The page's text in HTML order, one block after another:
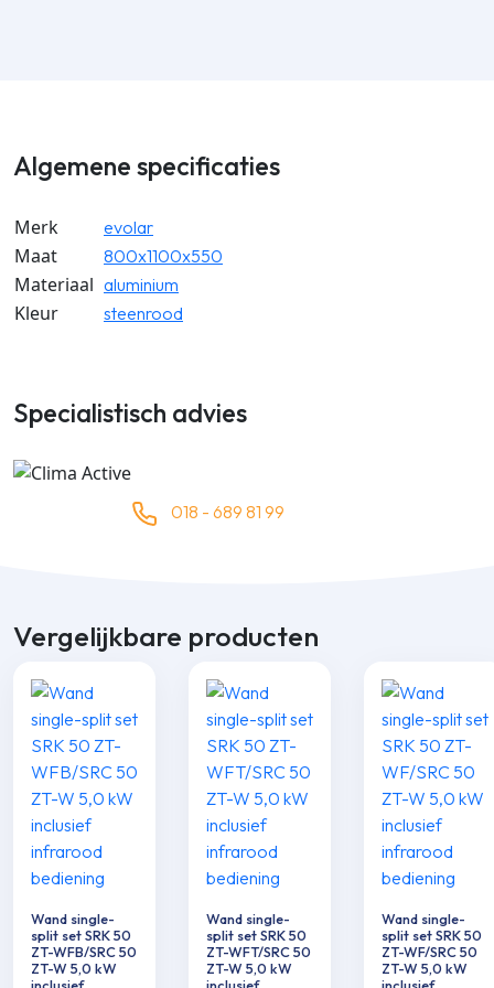
Algemene specificaties
Merk evolar
Maat 800x1100x550
Materiaal aluminium
Kleur steenrood
Specialistisch advies
018 - 689 81 99
Vergelijkbare producten
Wand single-
split set SRK 50
ZT-WFB/SRC 50
ZT-W 5,0 kW
Wand single-
split set SRK 50
ZT-WFT/SRC 50
ZT-W 5,0 kW
Wand single-
split set SRK 50
ZT-WF/SRC 50
ZT-W 5,0 kW